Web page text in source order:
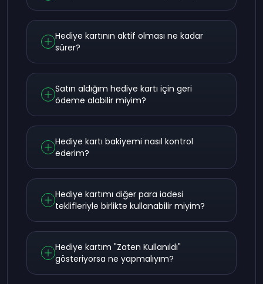
Hediye kartının aktif olması ne kadar
sürer?
Satın aldığım hediye kartı için geri
ödeme alabilir miyim?
Hediye kartı bakiyemi nasıl kontrol
ederim?
Hediye kartımı diğer para iadesi
teklifleriyle birlikte kullanabilir miyim?
Hediye kartım "Zaten Kullanıldı"
gösteriyorsa ne yapmalıyım?